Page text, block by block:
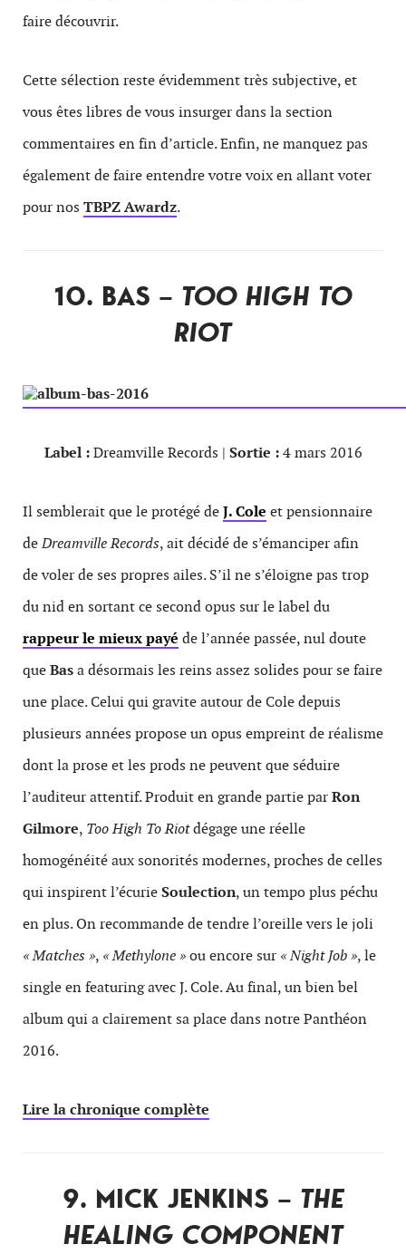
faire découvrir.
Cette sélection reste évidemment très subjective, et
vous êtes libres de vous insurger dans la section
commentaires en fin d’article. Enfin, ne manquez pas
également de faire entendre votre voix en allant voter
pour nos TBPZ Awardz.
10. BAS – TOO HIGH TO
RIOT
Label :Dreamville Records | Sortie :4 mars 2016
Il semblerait que le protégé deJ. Cole et pensionnaire
deDreamville Records, ait décidé de s’émanciper afin
de voler de ses propres ailes. S’il ne s’éloigne pas trop
du nid en sortant ce second opus sur le label du
rappeur le mieux payé de l’année passée, nul doute
queBasa désormais les reins assez solides pour se faire
une place. Celui qui gravite autour de Cole depuis
plusieurs années propose un opus empreint de réalisme
dont la prose et les prods ne peuvent que séduire
l’auditeur attentif. Produit en grande partie parRon
Gilmore, Too High To Riotdégage une réelle
homogénéité aux sonorités modernes, proches de celles
qui inspirent l’écurieSoulection, un tempo plus péchu
en plus. On recommande de tendre l’oreille vers le joli
« Matches », « Methylone »ou encore sur « Night Job », le
single en featuring avec J. Cole. Au final, un bien bel
album qui a clairement sa place dans notre Panthéon
2016.
Lire la chronique complète
9. MICK JENKINS – THE
HEALING COMPONENT